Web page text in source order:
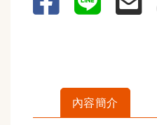
內容簡介